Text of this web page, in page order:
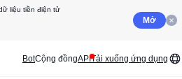
liệu tiền điện tử
Mở
BotCộng đồngAPITải xuống ứng dụng